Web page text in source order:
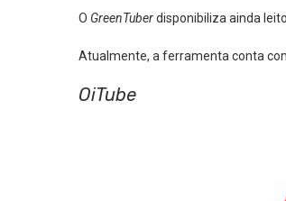
O GreenTuberdisponibiliza ainda
Atualmente, a ferramenta conta
OiTube